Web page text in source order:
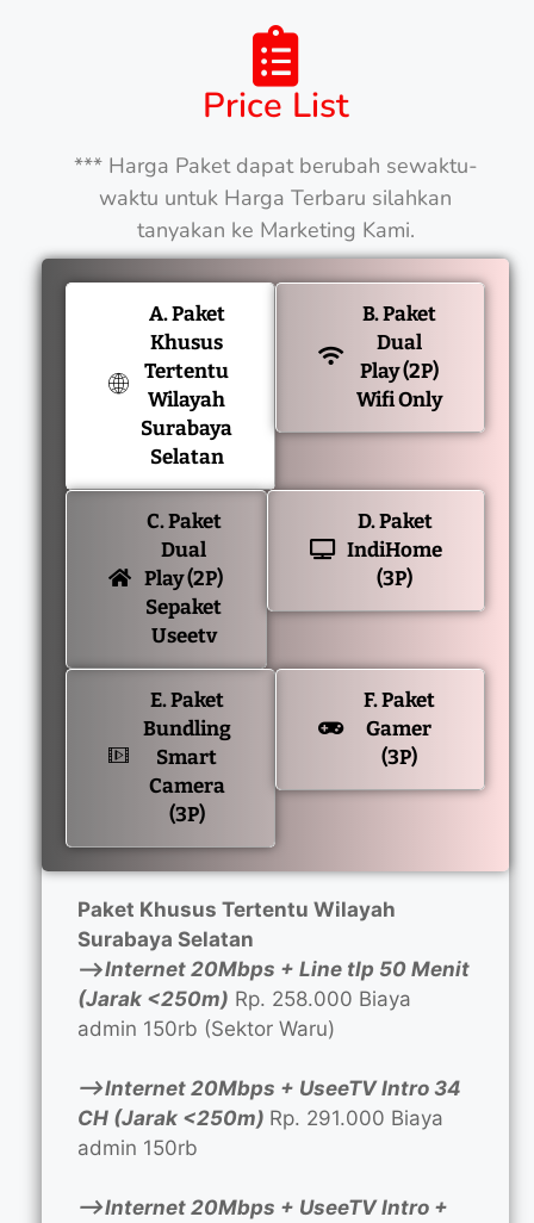
Price List
*** Harga Paket dapat berubah sewaktu-
waktu untuk Harga Terbaru silahkan
tanyakan ke Marketing Kami.
A. Paket
Khusus
Tertentu
Wilayah
Surabaya
Selatan
B. Paket
Dual
Play (2P)
Wifi Only
C. Paket
Dual
Play (2P)
Sepaket
Useetv
D. Paket
IndiHome
(3P)
E. Paket
Bundling
Smart
Camera
(3P)
F. Paket
Gamer
(3P)
Paket Khusus Tertentu Wilayah
Surabaya Selatan
—>Internet 20Mbps + Line tlp 50 Menit
(Jarak <250m) Rp. 258.000 Biaya
admin 150rb (Sektor Waru)
—>Internet 20Mbps + UseeTV Intro 34
CH (Jarak <250m) Rp. 291.000 Biaya
admin 150rb
—>Internet 20Mbps + UseeTV Intro +